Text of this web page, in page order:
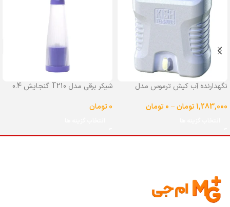
نگهدارنده آب کیش ترموس مدل
1,283,000تومان–
0تومان
شیکر برقی مدل T210 گنجایش 0.4
0تومان